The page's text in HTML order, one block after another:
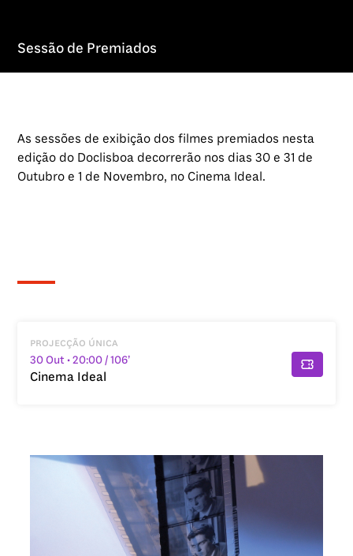
Sessão de Premiados
As sessões de exibição dos filmes premiados nesta
edição do Doclisboa decorrerão nos dias 30 e 31 de
Outubro e 1 de Novembro, no Cinema Ideal.
projecção única
30 Out • 20:00/ 106’
Cinema Ideal